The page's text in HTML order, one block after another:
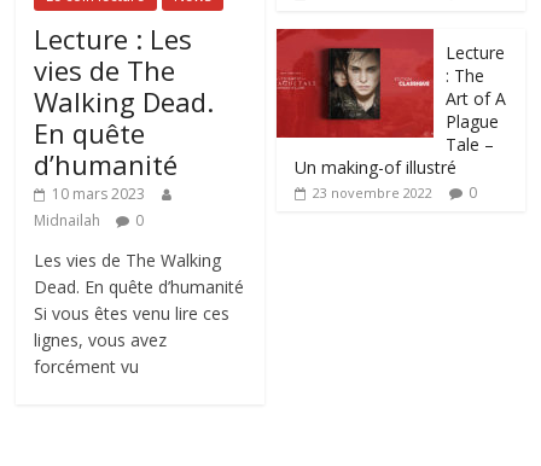
Lecture : Les
vies de The
Walking Dead.
En quête
d’humanité
10 mars 2023
Midnailah
0
Les vies de The Walking
Dead. En quête d’humanité
Si vous êtes venu lire ces
lignes, vous avez
forcément vu
Lecture
: The
Art of A
Plague
Tale –
Un making-of illustré
23 novembre 2022 0